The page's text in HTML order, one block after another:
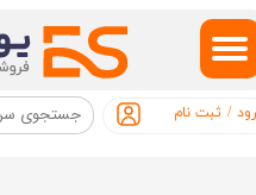
/ ثبت نام
حساب کاربری من
تغییر گذر واژه